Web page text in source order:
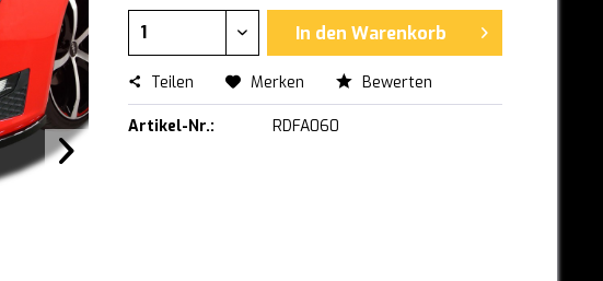
In den Warenkorb
Teilen Merken Bewerten
Artikel-Nr.: RDFA060